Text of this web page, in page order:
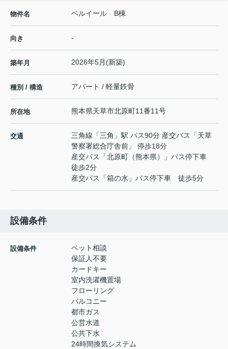
物件名 ベルイール B棟
向き -
築年月 2026年5月(新築)
種別 / 構造 アパート / 軽量鉄骨
所在地 熊本県天草市北原町11番11号
交通 三角線 「三角 」駅 バス90分 産交バス「天草
警察署総合庁舎前」 停歩18分
産交バス「北原町（熊本県）」バス停下車
徒歩2分
産交バス「箱の水」バス停下車 徒歩5分
設備条件
設備条件
ペット相談
保証人不要
カードキー
室内洗濯機置場
フローリング
バルコニー
都市ガス
公営水道
公共下水
24時間換気システム